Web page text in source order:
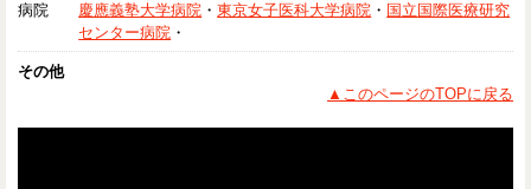
病院 慶應義塾大学病院 ・東京女子医科大学病院 ・ 国立国際医療研究
センター病院 ・
その他
▲このページのTOPに戻る